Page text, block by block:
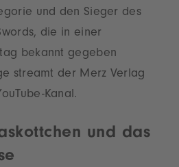
und den Sieger des
die in einer
bekannt gegeben
streamt der Merz Verlag
Kanal.
und das